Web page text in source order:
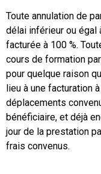
Toute annulation de
délai inférieur ou
facturée à 100 %.
cours de formation
pour quelque raison
lieu à une facturation
déplacements
bénéficiaire, et déjà
jour de la prestation
frais convenus.